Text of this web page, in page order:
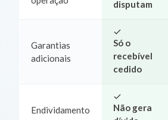
disputam
Garantias
adicionais
Só o
recebível
cedido
Endividamento
Não gera